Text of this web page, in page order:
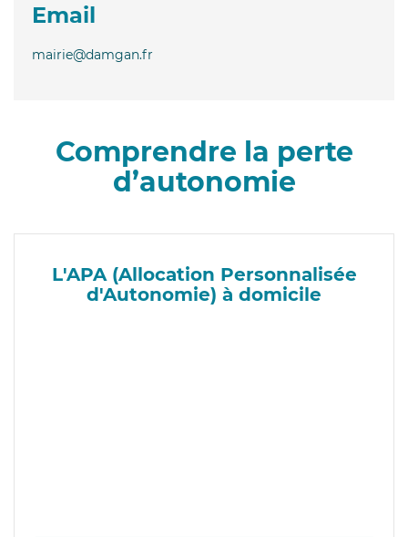
Email
mairie@damgan.fr
Comprendre la perte
d’autonomie
L'APA (Allocation Personnalisée
d'Autonomie) à domicile